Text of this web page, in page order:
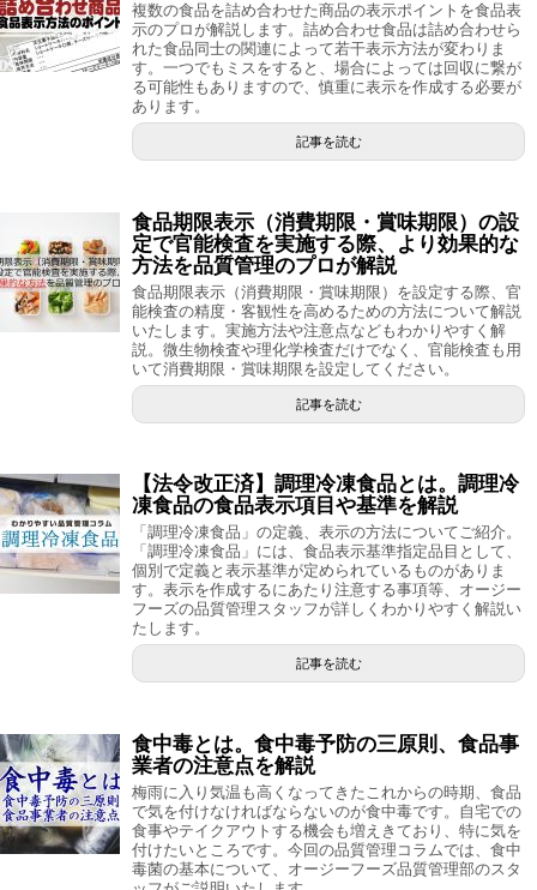
複数の食品を詰め合わせた商品の表示ポイントを食品表
示のプロが解説します。詰め合わせ食品は詰め合わせら
れた食品同士の関連によって若干表示方法が変わりま
す。一つでもミスをすると、場合によっては回収に繋が
る可能性もありますので、慎重に表示を作成する必要が
あります。
記事を読む
食品期限表示（消費期限・賞味期限）の設
定で官能検査を実施する際、より効果的な
方法を品質管理のプロが解説
食品期限表示（消費期限・賞味期限）を設定する際、官
能検査の精度・客観性を高めるための方法について解説
いたします。実施方法や注意点などもわかりやすく解
説。微生物検査や理化学検査だけでなく、官能検査も用
いて消費期限・賞味期限を設定してください。
記事を読む
【法令改正済】調理冷凍食品とは。調理冷
凍食品の食品表示項目や基準を解説
「調理冷凍食品」の定義、表示の方法についてご紹介。
「調理冷凍食品」には、食品表示基準指定品目として、
個別で定義と表示基準が定められているものがありま
す。表示を作成するにあたり注意する事項等、オージー
フーズの品質管理スタッフが詳しくわかりやすく解説い
たします。
記事を読む
食中毒とは。食中毒予防の三原則、食品事
業者の注意点を解説
梅雨に入り気温も高くなってきたこれからの時期、食品
で気を付けなければならないのが食中毒です。自宅での
食事やテイクアウトする機会も増えきており、特に気を
付けたいところです。今回の品質管理コラムでは、食中
毒菌の基本について、オージーフーズ品質管理部のスタ